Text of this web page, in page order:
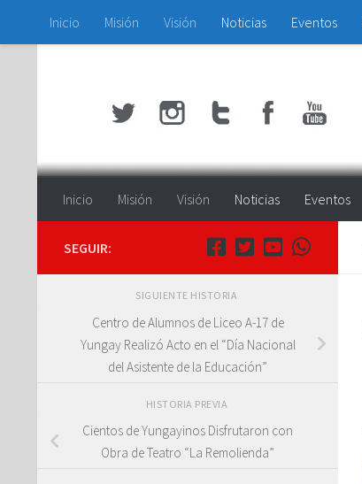
Saltar al contenido
Inicio Misión Visión Noticias Eventos
Inicio Misión Visión Noticias Eventos
SEGUIR:
SIGUIENTE HISTORIA
Centro de Alumnos de Liceo A-17 de
Yungay Realizó Acto en el “Día Nacional
del Asistente de la Educación”
HISTORIA PREVIA
Cientos de Yungayinos Disfrutaron con
Obra de Teatro “La Remolienda”